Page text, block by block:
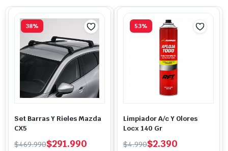
38%
Set Barras Y Rieles Mazda
CX5
$469.990
El
$291.990
El
53%
Limpiador A/c Y Olores
Locx 140 Gr
$4.990
El
$2.390
El